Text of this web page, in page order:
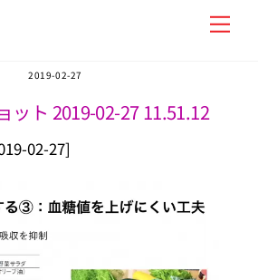
2019-02-27
ット 2019-02-27 11.51.12
02-27]